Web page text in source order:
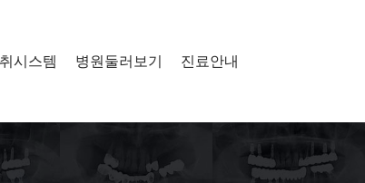
시스템 병원둘러보기 진료안내